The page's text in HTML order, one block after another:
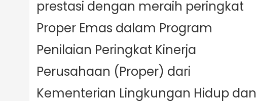
prestasi dengan meraih peringkat
Proper Emas dalam Program
Penilaian Peringkat Kinerja
Perusahaan (Proper) dari
Kementerian Lingkungan Hidup dan